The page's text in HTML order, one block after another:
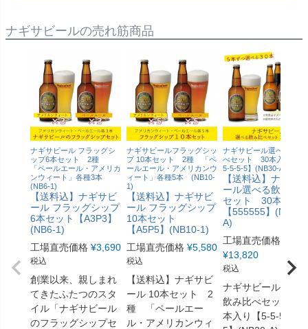
ナギサビールの売れ筋商品
ナギサビール フラッグシ
ップ6本セット 2種
「ペールエール・アメリカ
ンウィート」各種3本
(NB6-1)
【送料込】ナギサビ
ール フラッグシップ
6本セット【A3P3】
(NB6-1)
工場直売価格 ¥3,690
税込
創業以来、親しまれ
てきたふたつのスタ
イル「ナギサビール
のフラッグシップセ
ナギサビールフラッグシッ
プ 10本セット 2種 「ペ
ールエール・アメリカンウ
ィート」各種5本 (NB10-
1)
【送料込】ナギサビ
ール フラッグシップ
10本セット
【A5P5】(NB10-1)
工場直売価格 ¥5,580
税込
【送料込】ナギサビ
ール 10本セット 2
種 「ペールエー
ル・アメリカンウィ
ナギサビール選べる飲み
べセット 30本入り【5-
5-5-5-5】(NB30-A)
【送料込】ナギサ
ール選べる飲み比
セット 30本入り
【555555】(NB30-
A)
工場直売価格
¥13,820
税込
ナギサビール選べ
飲み比べセット
本入り【5-5-5-5-5-